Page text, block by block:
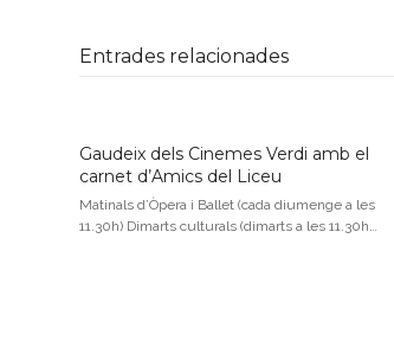
Entrades relacionades
Gaudeix dels Cinemes Verdi amb el
carnet d’Amics del Liceu
Matinals d’Òpera i Ballet (cada diumenge a les
11.30h) Dimarts culturals (dimarts a les 11.30h…